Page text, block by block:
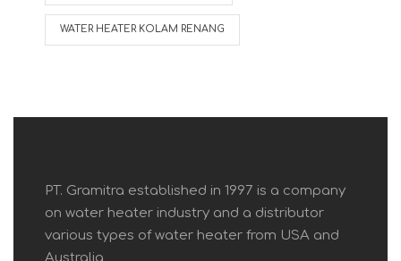
WATER HEATER KOLAM RENANG
PT. Gramitra established in 1997 is a company
on water heater industry and a distributor
various types of water heater from USA and